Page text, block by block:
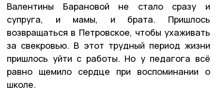
Валентины Барановой не стало сразу и
супруга, и мамы, и брата. Пришлось
возвращаться в Петровское, чтобы ухаживать
за свекровью. В этот трудный период жизни
пришлось уйти с работы. Но у педагога всё
равно щемило сердце при воспоминании о
школе.